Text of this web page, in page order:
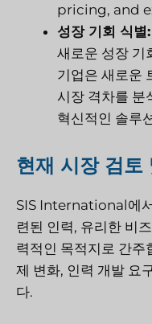
pricing, and
성장 기회 식별:
새로운 성장 기
기업은 새로운
시장 격차를 분
혁신적인 솔루
현재 시장 검토
SIS International에
련된 인력, 유리한 비
력적인 목적지로 간주
제 변화, 인력 개발 요
다.